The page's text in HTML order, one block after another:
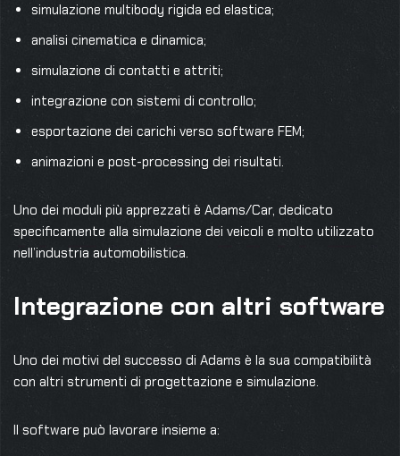
simulazione multibody rigida ed elastica;
analisi cinematica e dinamica;
simulazione di contatti e attriti;
integrazione con sistemi di controllo;
esportazione dei carichi verso software FEM;
animazioni e post-processing dei risultati.
Uno dei moduli più apprezzati è Adams/Car, dedicato
specificamente alla simulazione dei veicoli e molto utilizzato
nell’industria automobilistica.
Integrazione con altri software
Uno dei motivi del successo di Adams è la sua compatibilità
con altri strumenti di progettazione e simulazione.
Il software può lavorare insieme a: